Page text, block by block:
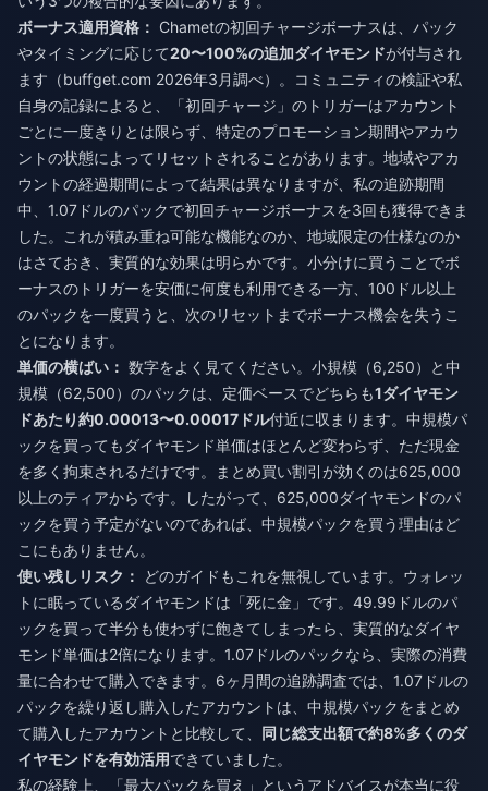
ボーナス適用資格： Chametの初回チャージボーナスは、パック
やタイミングに応じて20〜100%の追加ダイヤモンドが付与され
ます（buffget.com 2026年3月調べ）。コミュニティの検証や私
自身の記録によると、「初回チャージ」のトリガーはアカウント
ごとに一度きりとは限らず、特定のプロモーション期間やアカウ
ントの状態によってリセットされることがあります。地域やアカ
ウントの経過期間によって結果は異なりますが、私の追跡期間
中、1.07ドルのパックで初回チャージボーナスを3回も獲得できま
した。これが積み重ね可能な機能なのか、地域限定の仕様なのか
はさておき、実質的な効果は明らかです。小分けに買うことでボ
ーナスのトリガーを安価に何度も利用できる一方、100ドル以上
のパックを一度買うと、次のリセットまでボーナス機会を失うこ
とになります。
単価の横ばい： 数字をよく見てください。小規模（6,250）と中
規模（62,500）のパックは、定価ベースでどちらも1ダイヤモン
ドあたり約0.00013〜0.00017ドル付近に収まります。中規模パ
ックを買ってもダイヤモンド単価はほとんど変わらず、ただ現金
を多く拘束されるだけです。まとめ買い割引が効くのは625,000
以上のティアからです。したがって、625,000ダイヤモンドのパ
ックを買う予定がないのであれば、中規模パックを買う理由はど
こにもありません。
使い残しリスク：
どのガイドもこれを無視しています。ウォレッ
トに眠っているダイヤモンドは「死に金」です。49.99ドルのパ
ックを買って半分も使わずに飽きてしまったら、実質的なダイヤ
モンド単価は2倍になります。1.07ドルのパックなら、実際の消費
量に合わせて購入できます。6ヶ月間の追跡調査では、1.07ドルの
パックを繰り返し購入したアカウントは、中規模パックをまとめ
て購入したアカウントと比較して、 同じ総支出額で約8%多くのダ
イヤモンドを有効活用できていました。
私の経験上、「最大パックを買え」というアドバイスが本当に役